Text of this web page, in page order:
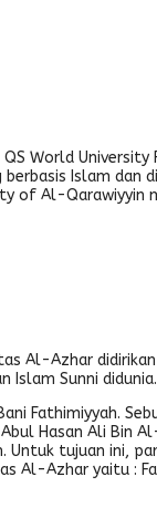
World
Islam dan
of Al-
Al-Azhar
Islam Sunni
Fathimiyyah.
Hasan Ali Bin
Untuk tujuan ini,
Al-Azhar yaitu :